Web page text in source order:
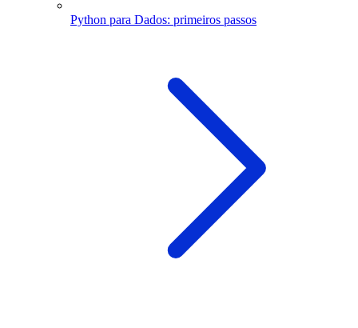
Python para Dados: primeiros passos